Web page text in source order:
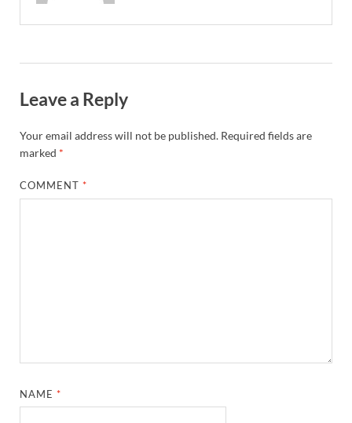
Leave a Reply
Your email address will not be published. Required fields are
marked *
COMMENT*
NAME*